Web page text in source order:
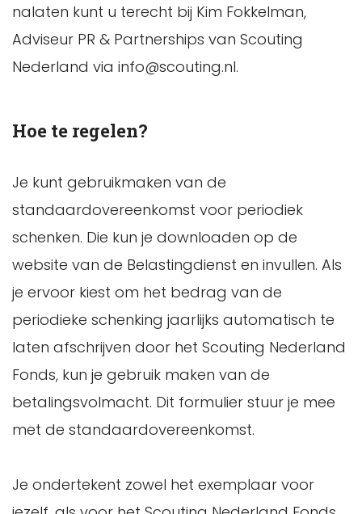
nalaten kunt u terecht bij Kim Fokkelman,
Adviseur PR & Partnerships van Scouting
Nederland via info@scouting.nl.
Hoe te regelen?
Je kunt gebruikmaken van de
standaardovereenkomst voor periodiek
schenken. Die kun je downloaden op de
website van de Belastingdienst en invullen. Als
je ervoor kiest om het bedrag van de
periodieke schenking jaarlijks automatisch te
laten afschrijven door het Scouting Nederland
Fonds, kun je gebruik maken van de
betalingsvolmacht. Dit formulier stuur je mee
met de standaardovereenkomst.
Je ondertekent zowel het exemplaar voor